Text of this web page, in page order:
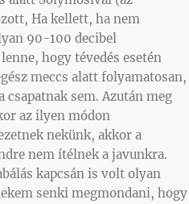
Ha kellett, ha nem
90-100 decibel
hogy tévedés esetén
meccs alatt folyamatosan,
sem. Azután meg
az ilyen módon
nekünk, akkor a
nem ítélnek a javunkra.
kapcsán is volt olyan
senki megmondani, hogy